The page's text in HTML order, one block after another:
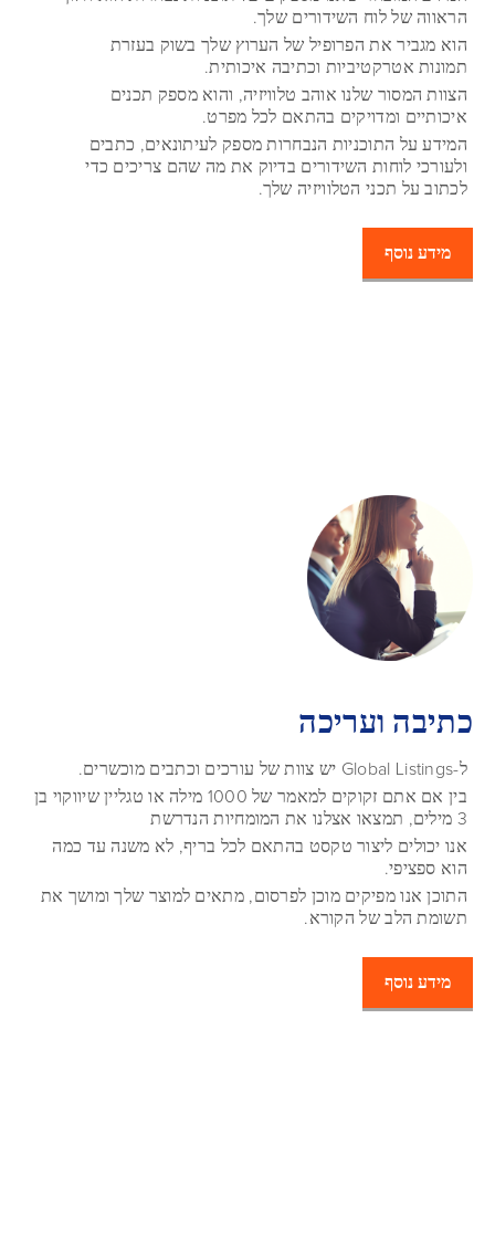
הראווה של לוח השידורים שלך.
הוא מגביר את הפרופיל של הערוץ שלך בשוק בעזרת
תמונות אטרקטיביות וכתיבה איכותית.
הצוות המסור שלנו אוהב טלוויזיה, והוא מספק תכנים
איכותיים ומדויקים בהתאם לכל מפרט.
המידע על התוכניות הנבחרות מספק לעיתונאים, כתבים
ולעורכי לוחות השידורים בדיוק את מה שהם צריכים כדי
לכתוב על תכני הטלוויזיה שלך.
מידע נוסף
כתיבה ועריכה
ל-Global Listings יש צוות של עורכים וכתבים מוכשרים.
בין אם אתם זקוקים למאמר של 1000 מילה או טגליין שיווקוי בן
3 מילים, תמצאו אצלנו את המומחיות הנדרשת
אנו יכולים ליצור טקסט בהתאם לכל בריף, לא משנה עד כמה
הוא ספציפי.
התוכן אנו מפיקים מוכן לפרסום, מתאים למוצר שלך ומושך את
תשומת הלב של הקורא.
מידע נוסף